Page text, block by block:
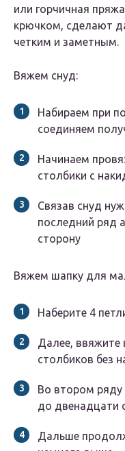
или горчичная
крючком, сделают
четким и заметным.
Вяжем снуд:
Набираем при
соединяем
Начинаем
столбики с
Связав снуд
последний ряд
сторону
Вяжем шапку для
Наберите 4
Далее, ввяжите
столбиков без
Во втором ряду
до двенадцати
Дальше